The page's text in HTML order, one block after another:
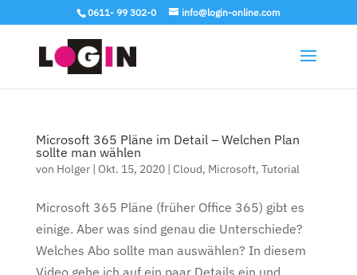
0611- 99 302-0 info@login-online.com
Microsoft 365 Pläne im Detail – Welchen Plan
sollte man wählen
von Holger| Okt. 15, 2020| Cloud, Microsoft, Tutorial
Microsoft 365 Pläne (früher Office 365) gibt es
einige. Aber was sind genau die Unterschiede?
Welches Abo sollte man auswählen? In diesem
Video gehe ich auf ein paar Details ein und